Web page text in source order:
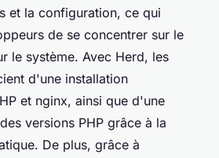
et la configuration, ce qui
de se concentrer sur le
le système. Avec Herd, les
d'une installation
et nginx, ainsi que d'une
versions PHP grâce à la
De plus, grâce à